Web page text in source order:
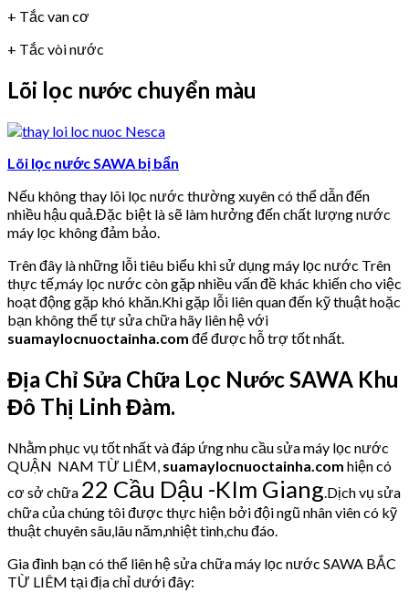
+ Tắc van cơ
+ Tắc vòi nước
Lõi lọc nước chuyển màu
Lõi lọc nước SAWA bị bẩn
Nếu không thay lõi lọc nước thường xuyên có thể dẫn đến
nhiều hậu quả.Đặc biệt là sẽ làm hưởng đến chất lượng nước
máy lọc không đảm bảo.
Trên đây là những lỗi tiêu biểu khi sử dụng máy lọc nước Trên
thực tế,máy lọc nước còn gặp nhiều vấn đề khác khiến cho việc
hoạt động gặp khó khăn.Khi gặp lỗi liên quan đến kỹ thuật hoặc
bạn không thể tự sửa chữa hãy liên hệ với
suamaylocnuoctainha.com để được hỗ trợ tốt nhất.
Địa Chỉ Sửa Chữa Lọc Nước SAWA Khu
Đô Thị Linh Đàm.
Nhằm phục vụ tốt nhất và đáp ứng nhu cầu sửa máy lọc nước
QUẬN NAM TỪ LIÊM, suamaylocnuoctainha.com hiện có
cơ sở chữa 22 Cầu Dậu -KIm Giang .Dịch vụ sửa
chữa của chúng tôi được thực hiện bởi đội ngũ nhân viên có kỹ
thuật chuyên sâu,lâu năm,nhiệt tình,chu đáo.
Gia đình bạn có thể liên hệ sửa chữa máy lọc nước SAWA BẮC
TỪ LIÊM tại địa chỉ dưới đây: